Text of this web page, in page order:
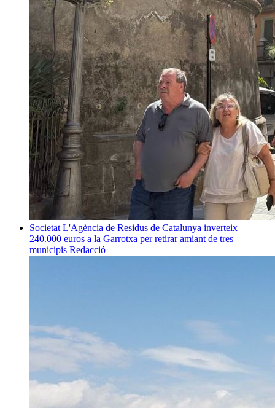
Societat L'Agència de Residus de Catalunya inverteix
240.000 euros a la Garrotxa per retirar amiant de tres
municipis Redacció